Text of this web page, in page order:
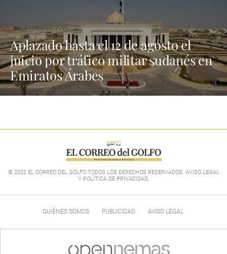
Aplazado hasta el 12 de agosto el
juicio por tráfico militar sudanés en
Emiratos Árabes
© 2022 EL CORREO DEL GOLFO TODOS LOS DERECHOS RESERVADOS. AVISO LEGAL
Y POLÍTICA DE PRIVACIDAD.
QUIÉNES SOMOS PUBLICIDAD AVISO LEGAL